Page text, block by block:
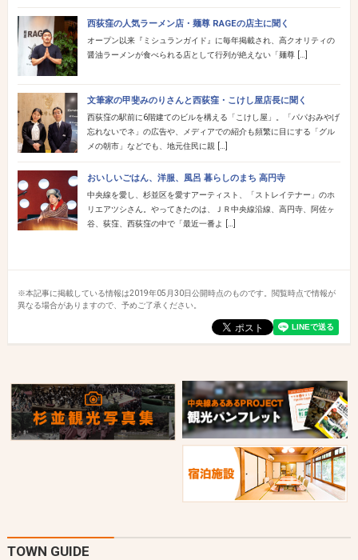
西荻窪の人気ラーメン店・麺尊 RAGEの店主に聞く
オープン以来『ミシュランガイド』に毎年掲載され、高クオリティの
醤油ラーメンが食べられる店として行列が絶えない「麺尊 […]
文筆家の甲斐みのりさんと西荻窪・こけし屋店長に聞く
西荻窪の駅前に6階建てのビルを構える「こけし屋」。「パパおみやげ
忘れないでネ」の広告や、メディアでの紹介も頻繁に目にする「グル
メの朝市」などでも、地元住民に親 […]
おいしいごはん、洋服、風呂 暮らしのまち 高円寺
中央線を愛し、杉並区を愛すアーティスト、「ストレイテナー」のホ
リエアツシさん。やってきたのは、ＪＲ中央線沿線、高円寺、阿佐ヶ
谷、荻窪、西荻窪の中で「最近一番よ […]
※本記事に掲載している情報は2019年05月30日公開時点のものです。閲覧時点で情報が
異なる場合がありますので、予めご了承ください。
TOWN GUIDE